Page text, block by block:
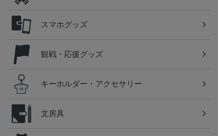
スマホグッズ
観戦・応援グッズ
キーホルダー・アクセサリー
文房具